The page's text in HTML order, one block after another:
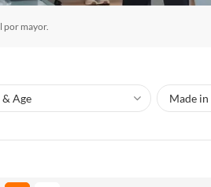
por mayor.